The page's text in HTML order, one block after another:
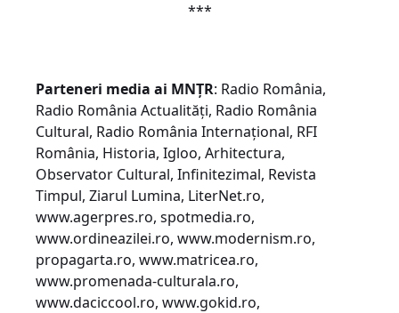
***
Parteneri media ai MNȚR: Radio România,
Radio România Actualități, Radio România
Cultural, Radio România Internațional, RFI
România, Historia, Igloo, Arhitectura,
Observator Cultural, Infinitezimal, Revista
Timpul, Ziarul Lumina, LiterNet.ro,
www.agerpres.ro, spotmedia.ro,
www.ordineazilei.ro, www.modernism.ro,
propagarta.ro, www.matricea.ro,
www.promenada-culturala.ro,
www.daciccool.ro, www.gokid.ro,